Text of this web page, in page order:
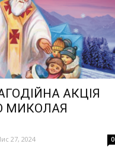
АКЦІЯ
МИКОЛАЯ
27, 2024 0